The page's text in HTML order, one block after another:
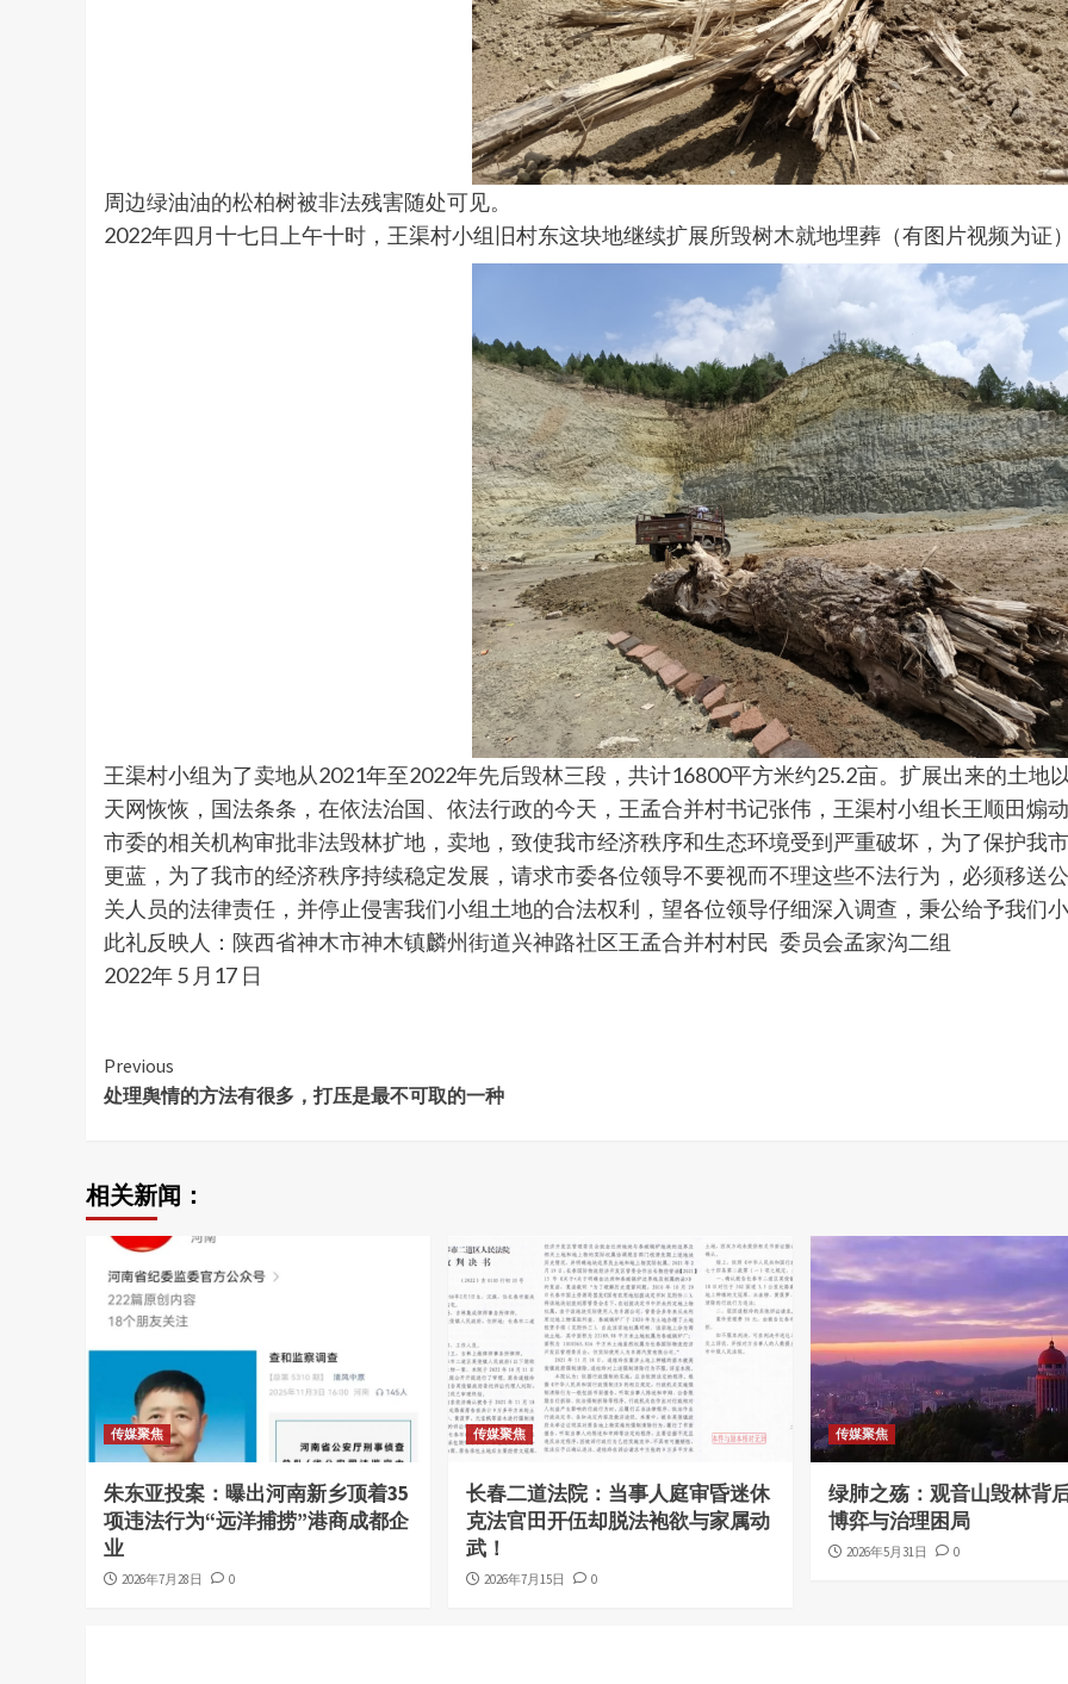
周边绿油油的松柏树被非法残害随处可见。
2022年四月十七日上午十时，王渠村小组旧村东这块地继续扩展所毁树木就地埋葬（有图片视频为证
王渠村小组为了卖地从2021年至2022年先后毁林三段，共计16800平方米约25.2亩。扩展出来的土地
天网恢恢，国法条条，在依法治国、依法行政的今天，王孟合并村书记张伟，王渠村小组长王顺田煽
市委的相关机构审批非法毁林扩地，卖地，致使我市经济秩序和生态环境受到严重破坏，为了保护我
更蓝，为了我市的经济秩序持续稳定发展，请求市委各位领导不要视而不理这些不法行为，必须移送
关人员的法律责任，并停止侵害我们小组土地的合法权利，望各位领导仔细深入调查，秉公给予我们
此礼反映人：陕西省神木市神木镇麟州街道兴神路社区王孟合并村村民 委员会孟家沟二组
2022年 5 月17 日
Continue
Reading
Previous
处理舆情的方法有很多，打压是最不可取的一种
相关新闻：
传媒聚焦
朱东亚投案：曝出河南新乡顶着35
项违法行为“远洋捕捞”港商成都企
业
2026年7月28日 0
传媒聚焦
长春二道法院：当事人庭审昏迷休
克法官田开伍却脱法袍欲与家属动
武！
2026年7月15日 0
传媒聚焦
绿肺之殇：观音山毁林背
博弈与治理困局
2026年5月31日 0